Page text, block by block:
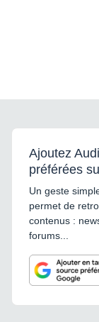
Ajoutez
préférées
Un geste
permet de
contenus :
forums...